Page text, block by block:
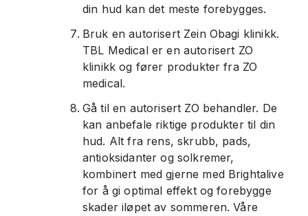
din hud kan det meste forebygges.
Bruk en autorisert Zein Obagi klinikk.
TBL Medical er en autorisert ZO
klinikk og fører produkter fra ZO
medical.
Gå til en autorisert ZO behandler. De
kan anbefale riktige produkter til din
hud. Alt fra rens, skrubb, pads,
antioksidanter og solkremer,
kombinert med gjerne med Brightalive
for å gi optimal effekt og forebygge
skader iløpet av sommeren. Våre